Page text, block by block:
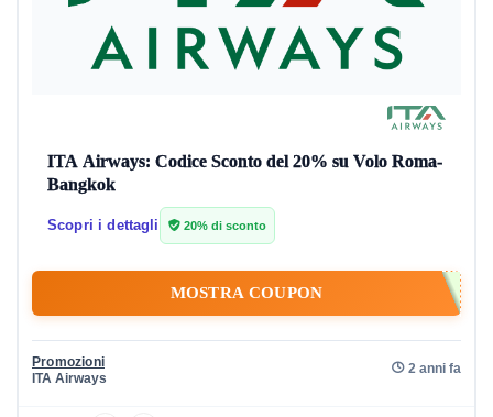
ITA Airways: Codice Sconto del 20% su Volo Roma-
Bangkok
Scopri i dettagli 20% di sconto
MOSTRA COUPON
Promozioni
ITA Airways
2 anni fa